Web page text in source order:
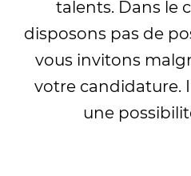
talents. Dans le
disposons pas de
vous invitons
votre candidature.
une